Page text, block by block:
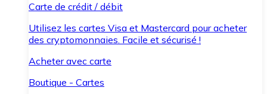
Carte de crédit / débit
Utilisez les cartes Visa et Mastercard pour acheter
des cryptomonnaies. Facile et sécurisé !
Acheter avec carte
Boutique - Cartes